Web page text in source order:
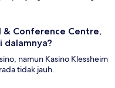
& Conference Centre,
dalamnya?
namun Kasino Klessheim
tidak jauh.